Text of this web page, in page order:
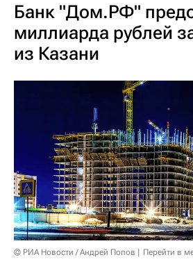
Банк "Дом.РФ"
миллиарда рублей
из Казани
© РИА Новости / Андрей Попов Перейти в